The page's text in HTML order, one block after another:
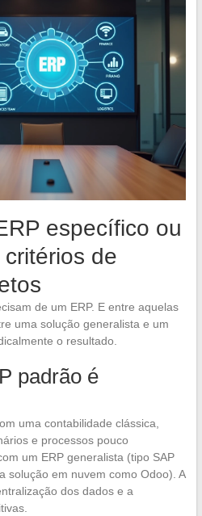
específico ou
de
de um ERP. E entre aquelas
uma solução generalista e um
o resultado.
padrão é
uma contabilidade clássica,
e processos pouco
um ERP generalista (tipo SAP
solução em nuvem como Odoo). A
dos dados e a